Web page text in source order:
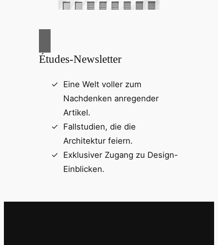
Études-Newsletter
Eine Welt voller zum
Nachdenken anregender
Artikel.
Fallstudien, die die
Architektur feiern.
Exklusiver Zugang zu Design-
Einblicken.